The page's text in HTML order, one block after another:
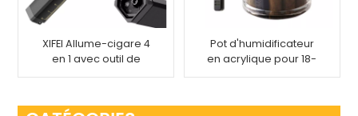
XIFEI Allume-cigare 4
en 1 avec outil de
mesure pour tiroir à
Pot d'humidificateur
en acrylique pour 18-
20 cigares